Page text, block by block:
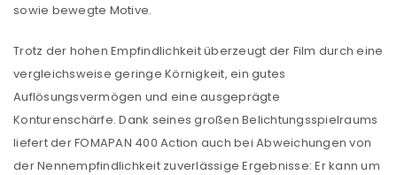
sowie bewegte Motive.
Trotz der hohen Empfindlichkeit überzeugt der Film durch eine
vergleichsweise geringe Körnigkeit, ein gutes
Auflösungsvermögen und eine ausgeprägte
Konturenschärfe. Dank seines großen Belichtungsspielraums
liefert der FOMAPAN 400 Action auch bei Abweichungen von
der Nennempfindlichkeit zuverlässige Ergebnisse: Er kann um